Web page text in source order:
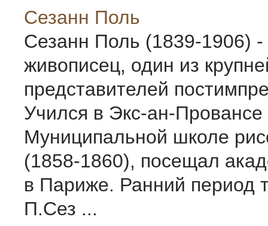
Сезанн Поль
Сезанн Поль (1839-1906) -
живописец, один из
представителей
Учился в Экс-ан-Провансе
Муниципальной школе
(1858-1860), посещал
в Париже. Ранний период
П.Сез ...